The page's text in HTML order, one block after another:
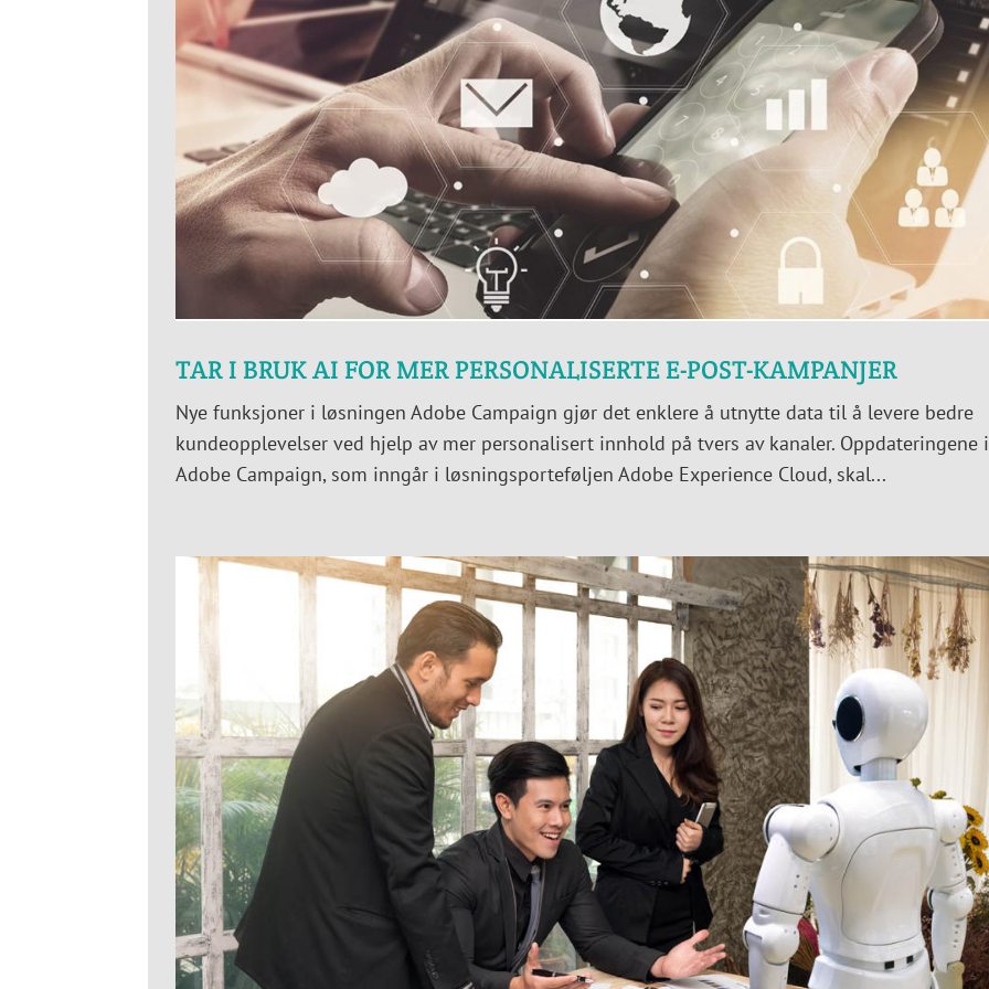
TAR I BRUK AI FOR MER PERSONALISERTE E-POST-KAMPANJER
Nye funksjoner i løsningen Adobe Campaign gjør det enklere å utnytte data til å levere bedre
kundeopplevelser ved hjelp av mer personalisert innhold på tvers av kanaler. Oppdateringene i
Adobe Campaign, som inngår i løsningsporteføljen Adobe Experience Cloud, skal...